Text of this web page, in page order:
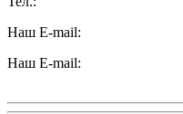
Наш E-mail:
Наш E-mail: